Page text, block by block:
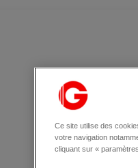
Ce site utilise des
votre navigation
cliquant sur «